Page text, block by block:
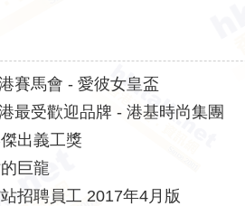
賽馬會 - 愛彼女皇盃
最受歡迎品牌 - 港基時尚集團
出義工獎
巨龍
招聘員工 2017年4月版